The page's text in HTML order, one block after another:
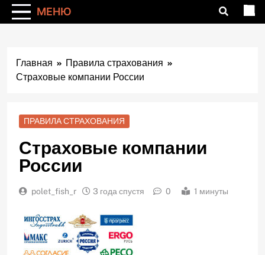
МЕНЮ
Главная
Правила страхования
Страховые компании России
ПРАВИЛА СТРАХОВАНИЯ
Страховые компании
России
polet_fish_r 3 года спустя 0 1 минуты